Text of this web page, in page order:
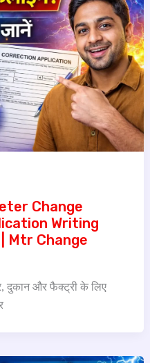
Change
Writing
Mtr Change
दुकान और फैक्ट्री के लिए